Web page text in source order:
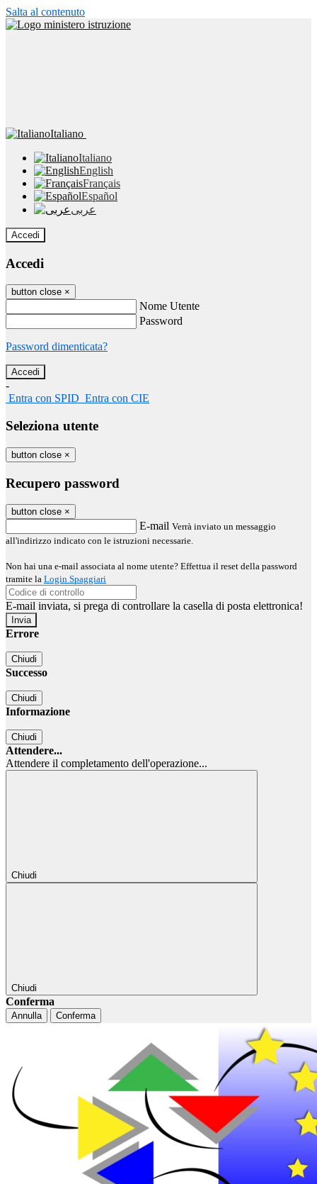
Salta al contenuto
Italiano
Italiano
English
Français
Español
عربى
Accedi
Accedi
button close ×
Nome Utente
Password
Password dimenticata?
-
Entra con SPID Entra con CIE
Seleziona utente
button close ×
Recupero password
button close ×
E-mail Verrà inviato un messaggio
all'indirizzo indicato con le istruzioni necessarie.
Non hai una e-mail associata al nome utente? Effettua il reset della password
tramite la Login Spaggiari
E-mail inviata, si prega di controllare la casella di posta elettronica!
Errore
Chiudi
Successo
Chiudi
Informazione
Chiudi
Attendere...
Attendere il completamento dell'operazione...
Chiudi
Chiudi
Conferma
Annulla Conferma